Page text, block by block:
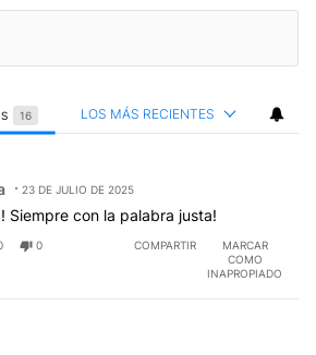
16 LOS MÁS RECIENTES
23 DE JULIO DE 2025
Siempre con la palabra justa!
0 COMPARTIR
MARCAR
COMO
INAPROPIADO